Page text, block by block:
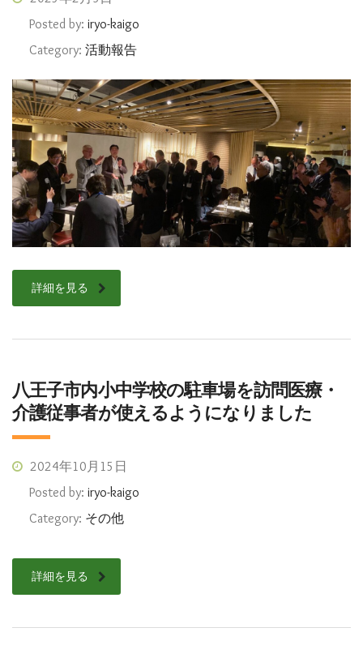
Posted by: iryo-kaigo
Category: 活動報告
詳細を見る
八王子市内小中学校の駐車場を訪問医療・
介護従事者が使えるようになりました
2024年10月15日
Posted by: iryo-kaigo
Category: その他
詳細を見る